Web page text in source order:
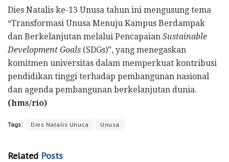
Dies Natalis ke-13 Unusa tahun ini mengusung tema
“Transformasi Unusa Menuju Kampus Berdampak
dan Berkelanjutan melalui Pencapaian Sustainable
Development Goals (SDGs)”, yang menegaskan
komitmen universitas dalam memperkuat kontribusi
pendidikan tinggi terhadap pembangunan nasional
dan agenda pembangunan berkelanjutan dunia.
(hms/rio)
Tags: Dies Natalis Unusa Unusa
Related Posts